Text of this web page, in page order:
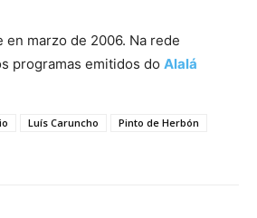
en marzo de 2006. Na rede
programas emitidos do Alalá
Luís Caruncho
Pinto de Herbón